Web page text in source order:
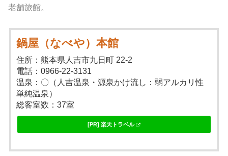
老舗旅館。
鍋屋（なべや）本館
住所：熊本県人吉市九日町 22-2
電話：0966-22-3131
温泉：〇（人吉温泉・源泉かけ流し：弱アルカリ性
単純温泉）
総客室数：37室
[PR] 楽天トラベル